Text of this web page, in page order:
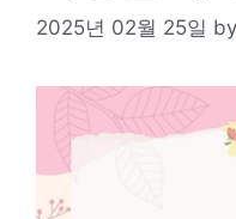
2025년 02월 25일 by